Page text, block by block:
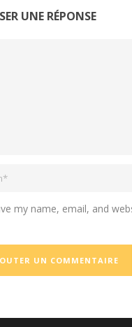
UNE RÉPONSE
my name, email, and